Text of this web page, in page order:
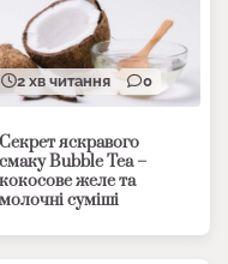
2 хв читання 0
Секрет яскравого
смаку Bubble Tea –
кокосове желе та
молочні суміші